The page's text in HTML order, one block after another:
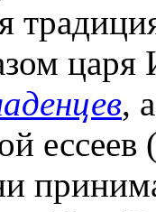
царя
,
ессеев